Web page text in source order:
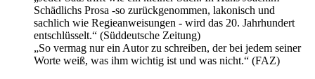
Schädlichs Prosa -so zurückgenommen, lakonisch und
sachlich wie Regieanweisungen - wird das 20. Jahrhundert
entschlüsselt.“ (Süddeutsche Zeitung)
„So vermag nur ein Autor zu schreiben, der bei jedem seiner
Worte weiß, was ihm wichtig ist und was nicht.“ (FAZ)